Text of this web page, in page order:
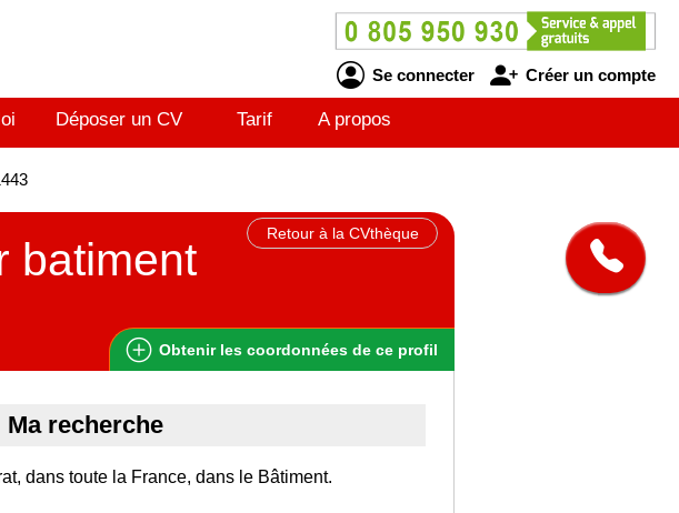
Se connecter Créer un compte
Déposer un CV Tarif A propos
Retour à la CVthèque
batiment
Obtenir les coordonnées de ce profil
Ma recherche
dans toute la France, dans le Bâtiment.